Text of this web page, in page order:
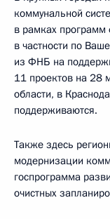
коммунальной
в рамках
в частности по
из ФНБ на
11 проектов на 28
области, в
поддерживаются.
Также здесь
модернизации
госпрограмма
очистных